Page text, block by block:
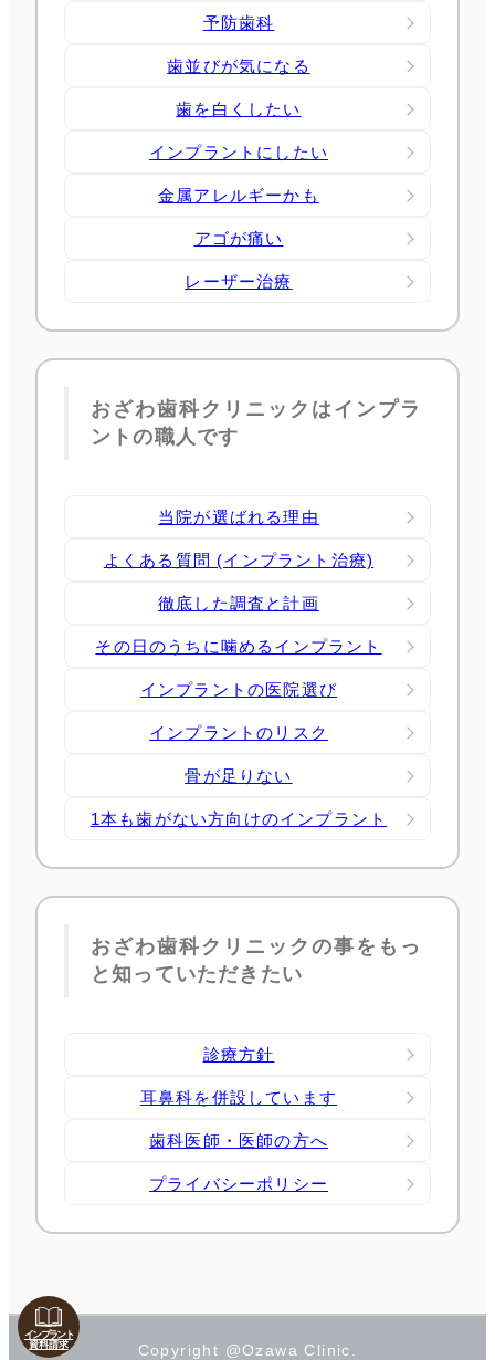
予防歯科
歯並びが気になる
歯を白くしたい
インプラントにしたい
金属アレルギーかも
アゴが痛い
レーザー治療
おざわ歯科クリニックはインプラ
ントの職人です
当院が選ばれる理由
よくある質問 (インプラント治療)
徹底した調査と計画
その日のうちに噛めるインプラント
インプラントの医院選び
インプラントのリスク
骨が足りない
1本も歯がない方向けのインプラント
おざわ歯科クリニックの事をもっ
と知っていただきたい
診療方針
耳鼻科を併設しています
歯科医師・医師の方へ
プライバシーポリシー
Copyright @Ozawa Clinic.
インプラント
資料請求